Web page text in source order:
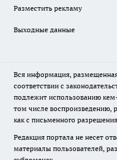
Разместить рекламу
Выходные данные
Вся информация,
соответствии с
подлежит использованию
том числе воспроизведению,
как с письменного
Редакция портала не несет
материалы пользователей,